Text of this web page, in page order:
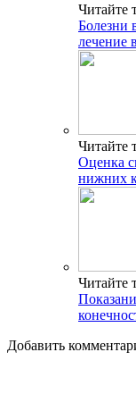
Читайте
Болезни
лечение
Читайте
Оценка
нижних
Читайте
Добавить